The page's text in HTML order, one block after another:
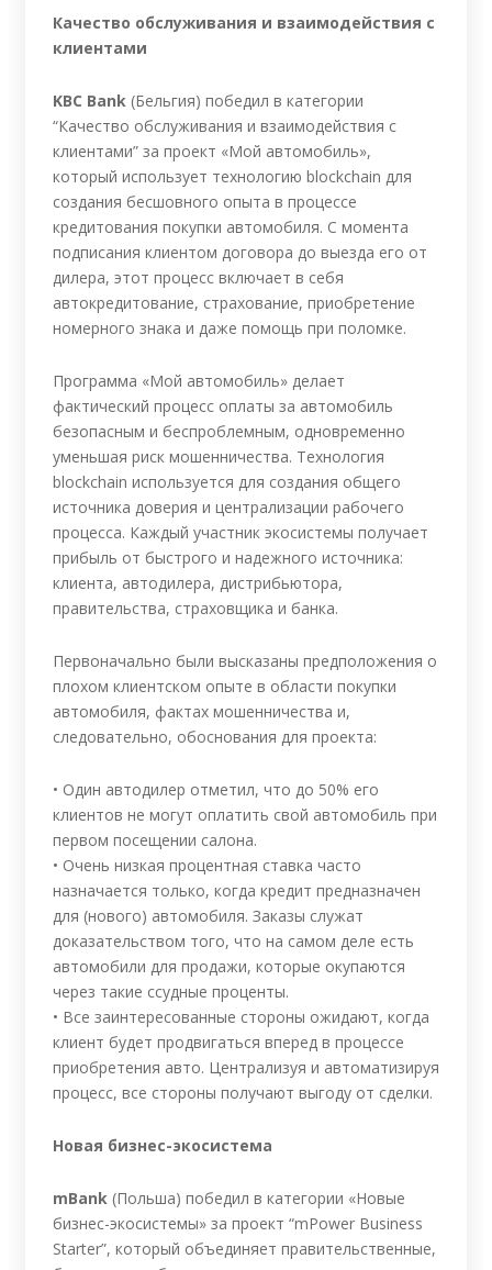
Качество обслуживания и взаимодействия с
клиентами
KBC Bank (Бельгия) победил в категории
“Качество обслуживания и взаимодействия с
клиентами” за проект «Мой автомобиль»,
который использует технологию blockchain для
создания бесшовного опыта в процессе
кредитования покупки автомобиля. С момента
подписания клиентом договора до выезда его от
дилера, этот процесс включает в себя
автокредитование, страхование, приобретение
номерного знака и даже помощь при поломке.
Программа «Мой автомобиль» делает
фактический процесс оплаты за автомобиль
безопасным и беспроблемным, одновременно
уменьшая риск мошенничества. Технология
blockchain используется для создания общего
источника доверия и централизации рабочего
процесса. Каждый участник экосистемы получает
прибыль от быстрого и надежного источника:
клиента, автодилера, дистрибьютора,
правительства, страховщика и банка.
Первоначально были высказаны предположения о
плохом клиентском опыте в области покупки
автомобиля, фактах мошенничества и,
следовательно, обоснования для проекта:
• Один автодилер отметил, что до 50% его
клиентов не могут оплатить свой автомобиль при
первом посещении салона.
• Очень низкая процентная ставка часто
назначается только, когда кредит предназначен
для (нового) автомобиля. Заказы служат
доказательством того, что на самом деле есть
автомобили для продажи, которые окупаются
через такие ссудные проценты.
• Все заинтересованные стороны ожидают, когда
клиент будет продвигаться вперед в процессе
приобретения авто. Централизуя и автоматизируя
процесс, все стороны получают выгоду от сделки.
Новая бизнес-экосистема
mBank (Польша) победил в категории «Новые
бизнес-экосистемы» за проект “mPower Business
Starter”, который объединяет правительственные,